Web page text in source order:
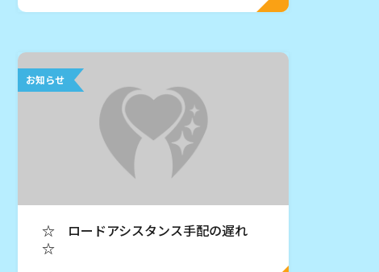
お知らせ
☆ ロードアシスタンス手配の遅れ
☆